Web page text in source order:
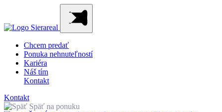
Chcem predať
Ponuka nehnuteľností
Kariéra
Náš tím
Kontakt
Kontakt
Späť na ponuku